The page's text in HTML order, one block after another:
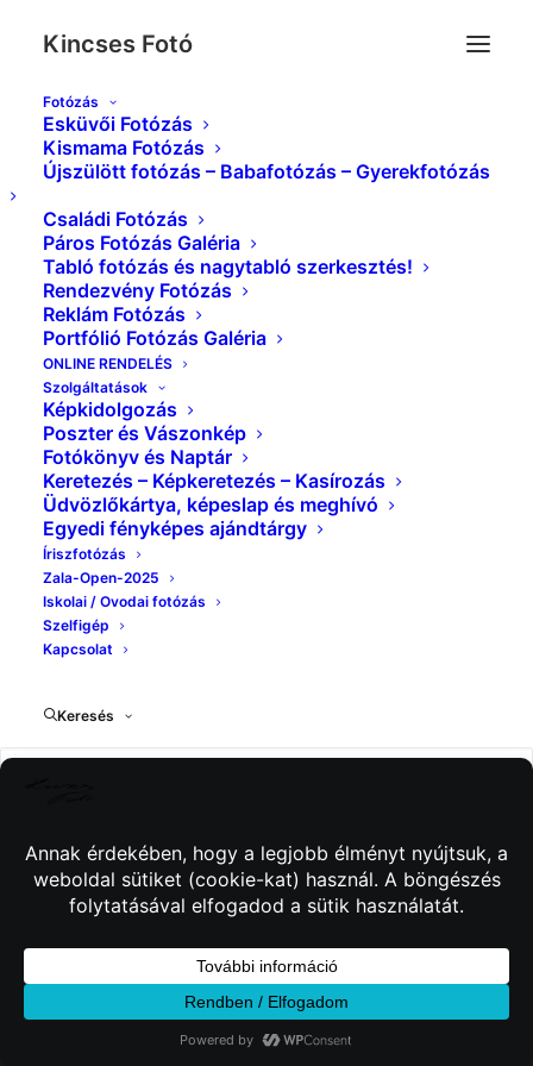
Kincses Fotó
Fotózás
Esküvői Fotózás
Kismama Fotózás
Újszülött fotózás – Babafotózás – Gyerekfotózás
Családi Fotózás
Páros Fotózás Galéria
Tabló fotózás és nagytabló szerkesztés!
Rendezvény Fotózás
Reklám Fotózás
Portfólió Fotózás Galéria
ONLINE RENDELÉS
Szolgáltatások
Képkidolgozás
Poszter és Vászonkép
Fotókönyv és Naptár
Keretezés – Képkeretezés – Kasírozás
Üdvözlőkártya, képeslap és meghívó
Egyedi fényképes ajándtárgy
Íriszfotózás
Zala-Open-2025
Iskolai / Ovodai fotózás
Szelfigép
Kapcsolat
Keresés
_MG_8718
Kezdőlap Babafotózás Galéria _MG_8718
© 2026 Kincses Fotó. Minden jog fenntartva